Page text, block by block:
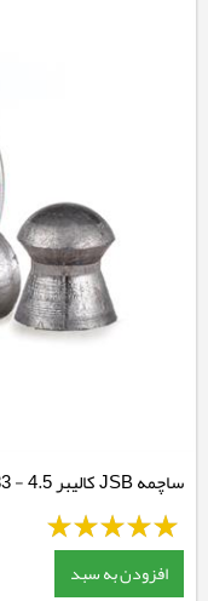
ساچمه JSB کالیبر 4.5 - 7.33 گرین
افزودن به سبد